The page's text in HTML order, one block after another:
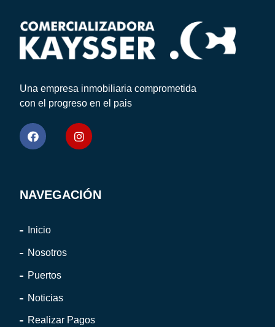
Una empresa inmobiliaria comprometida
con el progreso en el pais
NAVEGACIÓN
Inicio
Nosotros
Puertos
Noticias
Realizar Pagos